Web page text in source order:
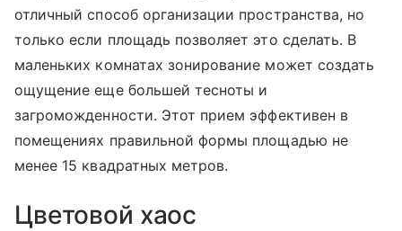
отличный способ организации пространства, но
только если площадь позволяет это сделать. В
маленьких комнатах зонирование может создать
ощущение еще большей тесноты и
загроможденности. Этот прием эффективен в
помещениях правильной формы площадью не
менее 15 квадратных метров.
Цветовой хаос